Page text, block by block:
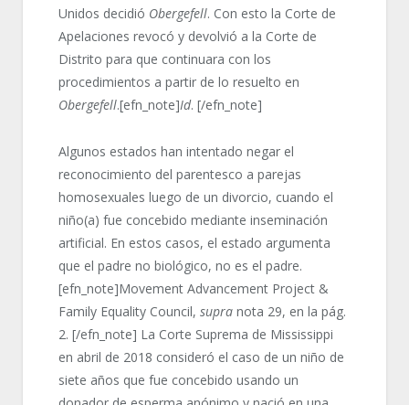
Unidos decidió Obergefell. Con esto la Corte de
Apelaciones revocó y devolvió a la Corte de
Distrito para que continuara con los
procedimientos a partir de lo resuelto en
Obergefell.[efn_note]Id. [/efn_note]
Algunos estados han intentado negar el
reconocimiento del parentesco a parejas
homosexuales luego de un divorcio, cuando el
niño(a) fue concebido mediante inseminación
artificial. En estos casos, el estado argumenta
que el padre no biológico, no es el padre.
[efn_note]Movement Advancement Project &
Family Equality Council, supranota 29, en la pág.
2. [/efn_note] La Corte Suprema de Mississippi
en abril de 2018 consideró el caso de un niño de
siete años que fue concebido usando un